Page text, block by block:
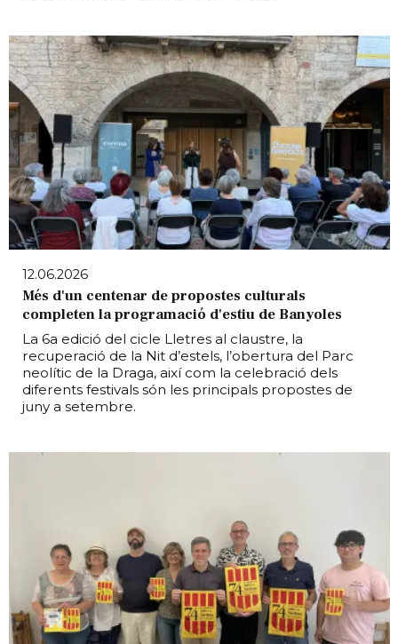
12.06.2026
Més d'un centenar de propostes culturals
completen la programació d'estiu de Banyoles
La 6a edició del cicle Lletres al claustre, la
recuperació de la Nit d’estels, l’obertura del Parc
neolític de la Draga, així com la celebració dels
diferents festivals són les principals propostes de
juny a setembre.